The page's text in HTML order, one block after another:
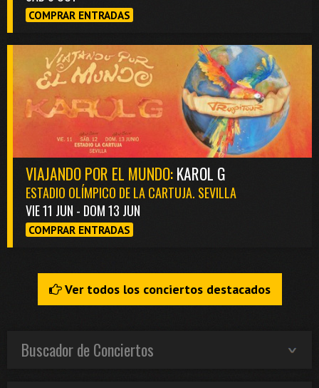
COMPRAR ENTRADAS
VIAJANDO POR EL MUNDO:KAROL G
ESTADIO OLÍMPICO DE LA CARTUJA. SEVILLA
VIE 11 JUN - DOM 13 JUN
COMPRAR ENTRADAS
Ver todos los conciertos destacados
Buscador de Conciertos